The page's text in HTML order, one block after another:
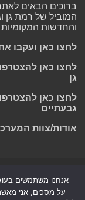
ברוכים הבאים
המוביל של רמת גן
והחדשות
לחצו כאן ועקבו
לחצו כאן
גן
לחצו כאן
גבעתיים
אודות/צוות
אנחנו משתמשים
על מסכים, אני